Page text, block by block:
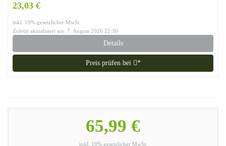
23,03 €
inkl. 19% gesetzlicher MwSt.
Zuletzt aktualisiert am: 7. August 2026 22:30
Details
Preis prüfen bei *
65,99 €
inkl. 19% gesetzlicher MwSt.